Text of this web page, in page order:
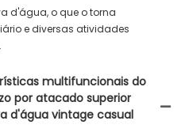
d'água, o que o torna
e diversas atividades
multifuncionais do
por atacado superior
d'água vintage casual